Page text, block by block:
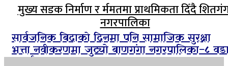
मुख्य सडक निर्माण र र्ममतमा प्राथमिकता दिँदै
नगरपालिका
सार्वजनिक बिदाको दिनमा पनि सामाजिक सुरक्षा
भत्ता नवीकरणमा जुट्यो बाणगंगा नगरपालिका–८